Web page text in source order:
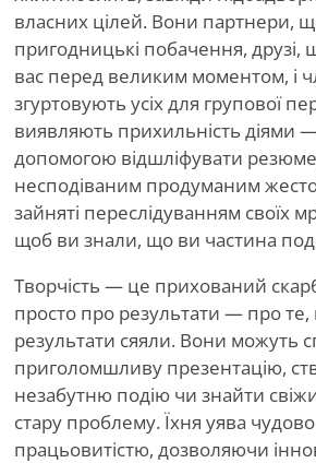
власних цілей. Вони партнери,
пригодницькі побачення, друзі,
вас перед великим моментом, і
згуртовують усіх для групової
виявляють прихильність діями
допомогою відшліфувати
несподіваним продуманим
зайняті переслідуванням своїх
щоб ви знали, що ви частина
Творчість — це прихований
просто про результати — про те,
результати сяяли. Вони можуть
приголомшливу презентацію,
незабутню подію чи знайти
стару проблему. Їхня уява
працьовитістю, дозволяючи